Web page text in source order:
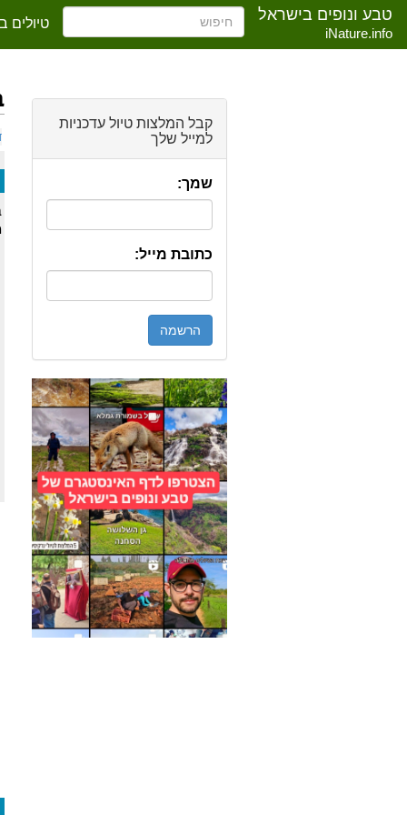
טבע ונופים בישראל
iNature.info
טיולים
קבל המלצות טיול עדכניות
למייל שלך
שמך:
כתובת מייל: